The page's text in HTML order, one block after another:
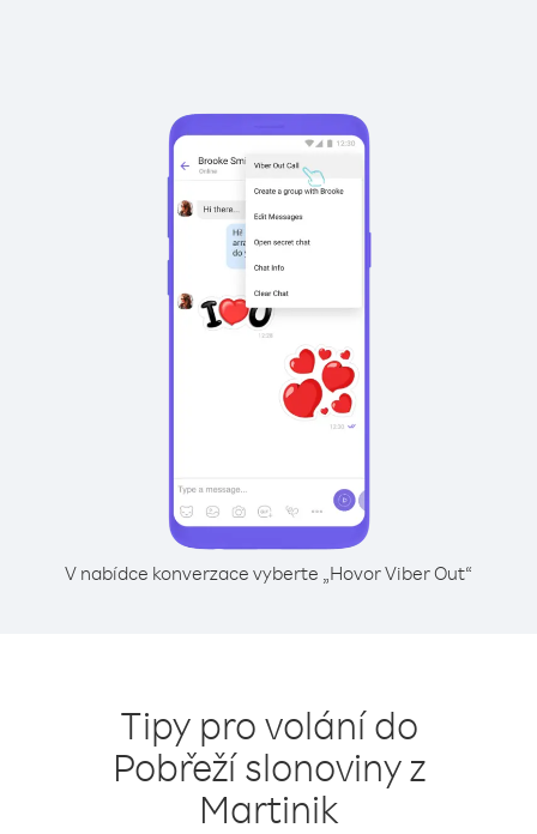
V nabídce konverzace vyberte „Hovor Viber Out“
Tipy pro volání do
Pobřeží slonoviny z
Martinik